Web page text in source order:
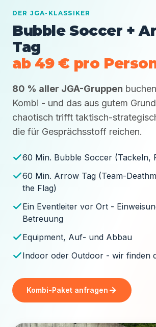
DER JGA-KLASSIKER
Bubble Soccer +
Tag
ab 49 € pro
80 % aller JGA-Gruppen
Kombi - und das aus gutem
chaotisch trifft taktisch-
die für Gesprächsstoff reichen.
60 Min. Bubble Soccer (Tackeln,
60 Min. Arrow Tag (Team-
the Flag)
Ein Eventleiter vor Ort -
Betreuung
Equipment, Auf- und Abbau
Indoor oder Outdoor - wir finden
Kombi-Paket anfragen